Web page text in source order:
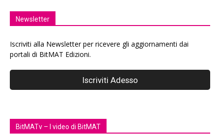
Newsletter
Iscriviti alla Newsletter per ricevere gli aggiornamenti dai
portali di BitMAT Edizioni.
BitMATv – I video di BitMAT